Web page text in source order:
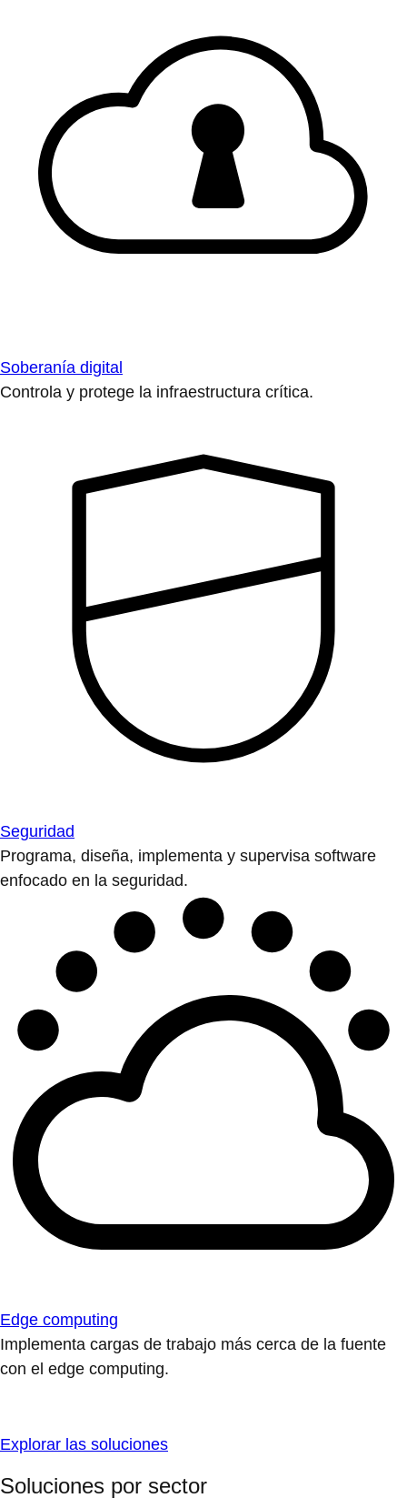
Soberanía digital
Controla y protege la infraestructura crítica.
Seguridad
Programa, diseña, implementa y supervisa software
enfocado en la seguridad.
Edge computing
Implementa cargas de trabajo más cerca de la fuente
con el edge computing.
Explorar las soluciones
Soluciones por sector